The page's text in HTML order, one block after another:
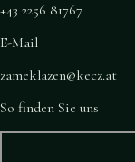
+43 2256 81767
E-Mail
zameklazen@kecz.at
So finden Sie uns